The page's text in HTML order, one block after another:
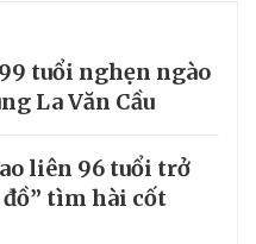
tuổi nghẹn ngào
La Văn Cầu
liên 96 tuổi trở
tìm hài cốt